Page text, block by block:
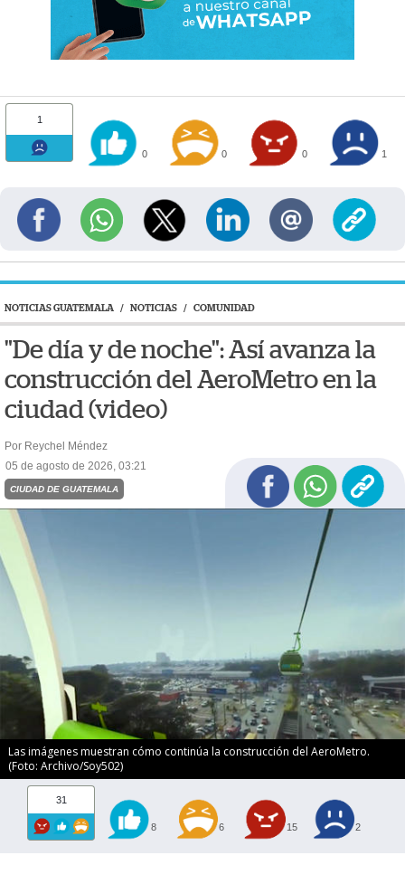
1
0 0 0 1
NOTICIAS GUATEMALA / NOTICIAS / COMUNIDAD
"De día y de noche": Así avanza la
construcción del AeroMetro en la
ciudad (video)
Por Reychel Méndez
05 de agosto de 2026, 03:21
CIUDAD DE GUATEMALA
Las imágenes muestran cómo continúa la construcción del AeroMetro.
(Foto: Archivo/Soy502)
31
8 6 15 2